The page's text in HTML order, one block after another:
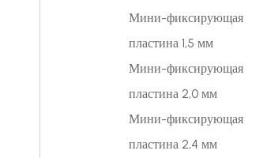
Мини-фиксирующая
пластина 1,5 мм
Мини-фиксирующая
пластина 2,0 мм
Мини-фиксирующая
пластина 2,4 мм